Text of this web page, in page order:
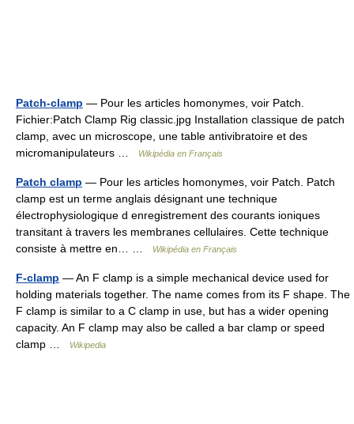
Patch-clamp — Pour les articles homonymes, voir Patch.
Fichier:Patch Clamp Rig classic.jpg Installation classique de patch
clamp, avec un microscope, une table antivibratoire et des
micromanipulateurs …
Wikipédia en Français
Patch clamp — Pour les articles homonymes, voir Patch. Patch
clamp est un terme anglais désignant une technique
électrophysiologique d enregistrement des courants ioniques
transitant à travers les membranes cellulaires. Cette technique
consiste à mettre en… …
Wikipédia en Français
F-clamp — An F clamp is a simple mechanical device used for
holding materials together. The name comes from its F shape. The
F clamp is similar to a C clamp in use, but has a wider opening
capacity. An F clamp may also be called a bar clamp or speed
clamp …
Wikipedia